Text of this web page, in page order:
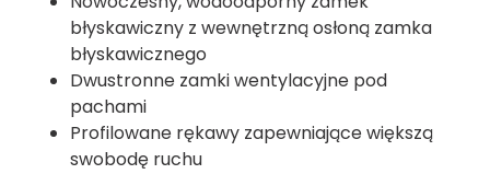
błyskawiczny z wewnętrzną osłoną zamka
błyskawicznego
Dwustronne zamki wentylacyjne pod
pachami
Profilowane rękawy zapewniające większą
swobodę ruchu